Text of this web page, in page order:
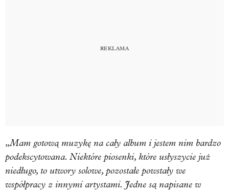
„Mam gotową muzykę na cały album i jestem nim bardzo
podekscytowana. Niektóre piosenki, które usłyszycie już
niedługo, to utwory solowe, pozostałe powstały we
współpracy z innymi artystami. Jedne są napisane w